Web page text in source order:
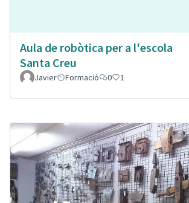
Aula de robòtica per a l'escola
Santa Creu
Javier Formació 0 1